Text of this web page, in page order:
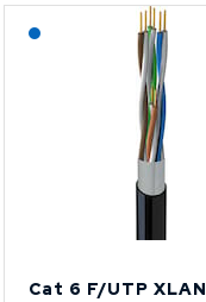
Lagerført: NEK Kabel
Cat 6 F/UTP XLAN